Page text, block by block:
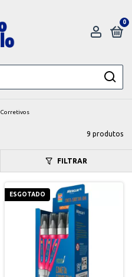
0
Corretivos
9 produtos
FILTRAR
ESGOTADO